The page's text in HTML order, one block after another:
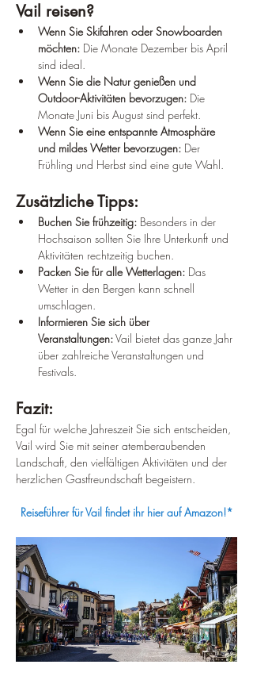
Vail reisen?
Wenn Sie Skifahren oder Snowboarden
möchten: Die Monate Dezember bis April
sind ideal.
Wenn Sie die Natur genießen und
Outdoor-Aktivitäten bevorzugen: Die
Monate Juni bis August sind perfekt.
Wenn Sie eine entspannte Atmosphäre
und mildes Wetter bevorzugen: Der
Frühling und Herbst sind eine gute Wahl.
Zusätzliche Tipps:
Buchen Sie frühzeitig: Besonders in der
Hochsaison sollten Sie Ihre Unterkunft und
Aktivitäten rechtzeitig buchen.
Packen Sie für alle Wetterlagen: Das
Wetter in den Bergen kann schnell
umschlagen.
Informieren Sie sich über
Veranstaltungen: Vail bietet das ganze Jahr
über zahlreiche Veranstaltungen und
Festivals.
Fazit:
Egal für welche Jahreszeit Sie sich entscheiden,
Vail wird Sie mit seiner atemberaubenden
Landschaft, den vielfältigen Aktivitäten und der
herzlichen Gastfreundschaft begeistern.
Reiseführer für Vail findet ihr hier auf Amazon!*